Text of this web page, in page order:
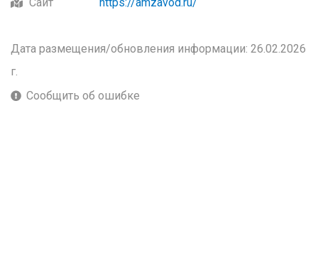
Дата размещения/обновления информации: 26.02.2026
г.
Сообщить об ошибке